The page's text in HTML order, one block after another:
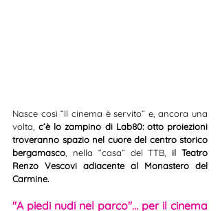
Nasce così “Il cinema è servito” e, ancora una
volta, c‘è lo zampino di Lab80: otto proiezioni
troveranno spazio nel cuore del centro storico
bergamasco , nella “casa” del TTB, il Teatro
Renzo Vescovi adiacente al Monastero del
Carmine.
"A piedi nudi nel parco"... per il cinema